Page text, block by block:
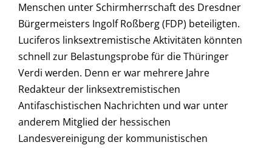
Menschen unter Schirmherrschaft des Dresdner
Bürgermeisters Ingolf Roßberg (FDP) beteiligten.
Luciferos linksextremistische Aktivitäten könnten
schnell zur Belastungsprobe für die Thüringer
Verdi werden. Denn er war mehrere Jahre
Redakteur der linksextremistischen
Antifaschistischen Nachrichten und war unter
anderem Mitglied der hessischen
Landesvereinigung der kommunistischen